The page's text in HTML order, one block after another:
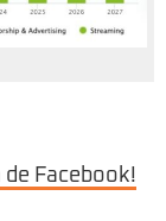
Facebook!